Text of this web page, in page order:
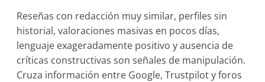
Reseñas con redacción muy similar, perfiles sin
historial, valoraciones masivas en pocos días,
lenguaje exageradamente positivo y ausencia de
críticas constructivas son señales de manipulación.
Cruza información entre Google, Trustpilot y foros